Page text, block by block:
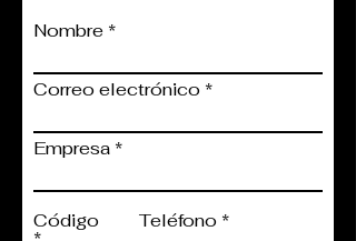
Nombre
Correo electrónico
Empresa
Código Teléfono